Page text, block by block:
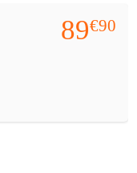
89€90